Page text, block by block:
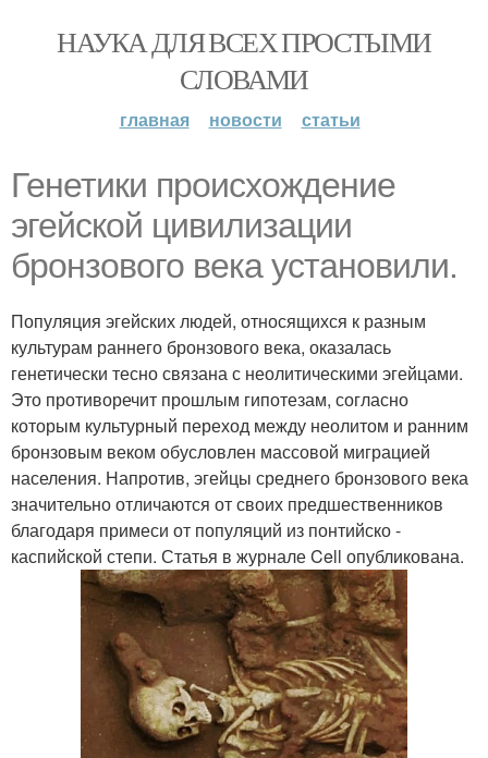
НАУКА ДЛЯ ВСЕХ ПРОСТЫМИ
СЛОВАМИ
главная новости статьи
Генетики происхождение
эгейской цивилизации
бронзового века установили.
Популяция эгейских людей, относящихся к разным
культурам раннего бронзового века, оказалась
генетически тесно связана с неолитическими эгейцами.
Это противоречит прошлым гипотезам, согласно
которым культурный переход между неолитом и ранним
бронзовым веком обусловлен массовой миграцией
населения. Напротив, эгейцы среднего бронзового века
значительно отличаются от своих предшественников
благодаря примеси от популяций из понтийско -
каспийской степи. Статья в журнале Cell опубликована.